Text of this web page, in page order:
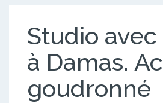
Studio
à Damas.
goudronné